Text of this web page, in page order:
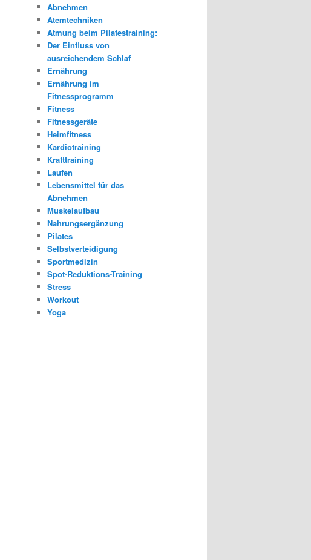
Abnehmen
Atemtechniken
Atmung beim Pilatestraining:
Der Einfluss von
ausreichendem Schlaf
Ernährung
Ernährung im
Fitnessprogramm
Fitness
Fitnessgeräte
Heimfitness
Kardiotraining
Krafttraining
Laufen
Lebensmittel für das
Abnehmen
Muskelaufbau
Nahrungsergänzung
Pilates
Selbstverteidigung
Sportmedizin
Spot-Reduktions-Training
Stress
Workout
Yoga